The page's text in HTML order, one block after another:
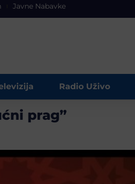
Javne Nabavke
Radio Uživo
prag”